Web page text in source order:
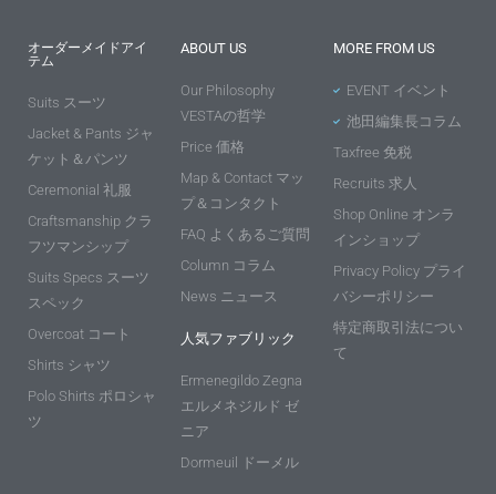
オーダーメイドアイ
テム
Suits スーツ
Jacket & Pants ジャ
ケット＆パンツ
Ceremonial 礼服
Craftsmanship クラ
フツマンシップ
Suits Specs スーツ
スペック
Overcoat コート
Shirts シャツ
Polo Shirts ポロシャ
ツ
ABOUT US
Our Philosophy
VESTAの哲学
Price 価格
Map & Contact マッ
プ＆コンタクト
FAQ よくあるご質問
Column コラム
News ニュース
人気ファブリック
Ermenegildo Zegna
エルメネジルド ゼ
ニア
Dormeuil ドーメル
MORE FROM US
EVENT イベント
池田編集長コラム
Taxfree 免税
Recruits 求人
Shop Online オンラ
インショップ
Privacy Policy プライ
バシーポリシー
特定商取引法につい
て